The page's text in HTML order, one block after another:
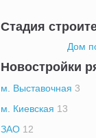
Стадия
Дом
Новостройки
м. Выставочная 3
м. Киевская 13
ЗАО 12